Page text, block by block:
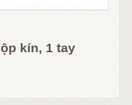
kín, 1 tay